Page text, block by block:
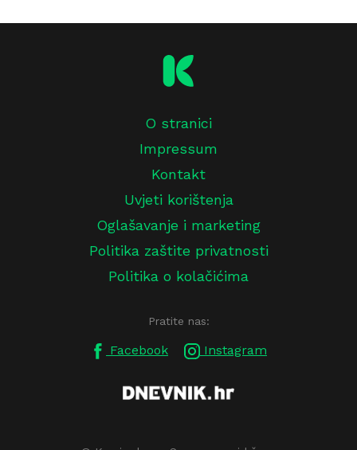
O stranici
Impressum
Kontakt
Uvjeti korištenja
Oglašavanje i marketing
Politika zaštite privatnosti
Politika o kolačićima
Pratite nas:
Facebook Instagram